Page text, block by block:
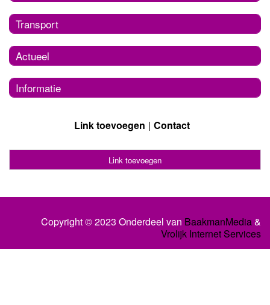
Transport
Actueel
Informatie
Link toevoegen Contact
Link toevoegen
Copyright © 2023 Onderdeel van BaakmanMedia&
Vrolijk Internet Services